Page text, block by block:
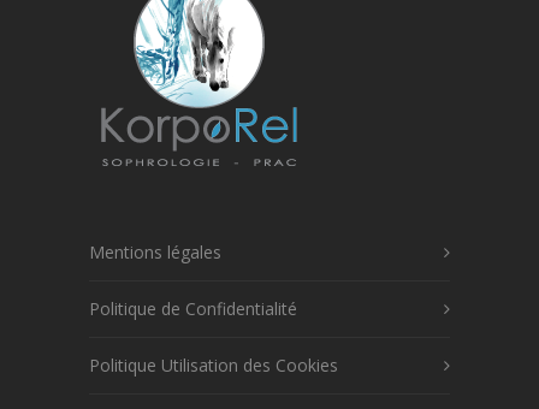
Mentions légales
Politique de Confidentialité
Politique Utilisation des Cookies